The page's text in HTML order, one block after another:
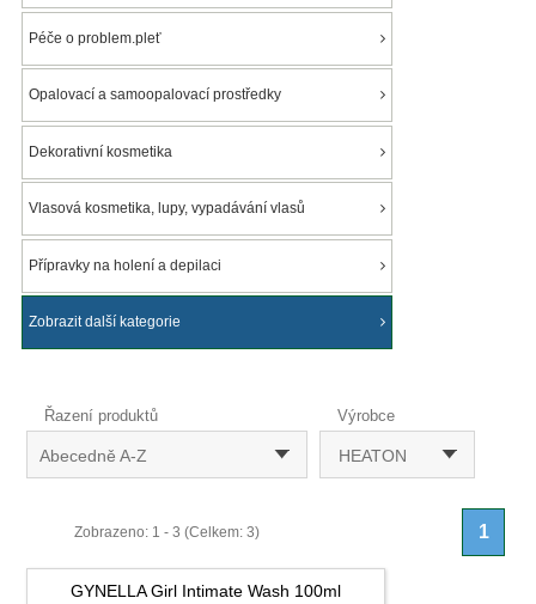
Péče o problem.pleť
Opalovací a samoopalovací prostředky
Dekorativní kosmetika
Vlasová kosmetika, lupy, vypadávání vlasů
Přípravky na holení a depilaci
Zobrazit další kategorie
Řazení produktů
Abecedně A-Z
Výrobce
HEATON
Zobrazeno: 1 - 3 (Celkem: 3) 1
GYNELLA Girl Intimate Wash 100ml